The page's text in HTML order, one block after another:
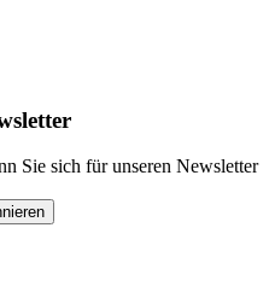
Sie sich für unseren Newsletter